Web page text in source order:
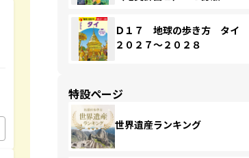
Ｄ１７ 地球の歩き方 タイ
２０２７～２０２８
特設ページ
世界遺産ランキング